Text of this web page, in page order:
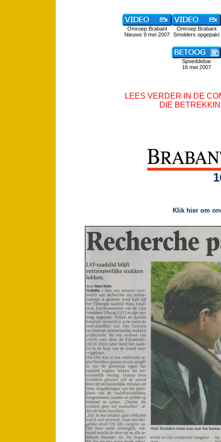
Omroep Brabant
Nieuws 9 mei 2007
Omroep Brabant
Smolders opgepakt
Spoeddebat
16 mei 2007
LEES VERDER IN DE
DIE
Klik hier om